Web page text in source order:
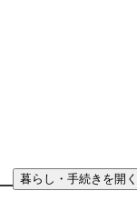
暮らし・手続きを開く